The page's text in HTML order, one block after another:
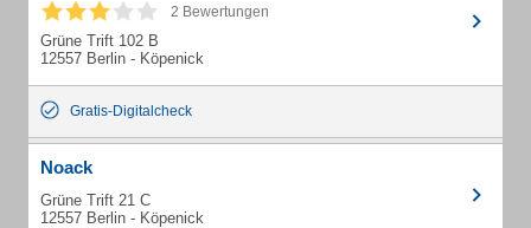
2 Bewertungen
Grüne Trift 102 B
12557 Berlin - Köpenick
Gratis-Digitalcheck
Noack
Grüne Trift 21 C
12557 Berlin - Köpenick